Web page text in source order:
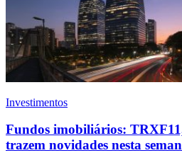
Investimentos
Fundos imobiliários:
trazem novidades nesta